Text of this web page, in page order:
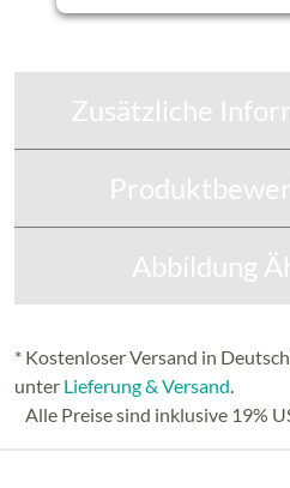
Zusätzliche
Abbildung
* Kostenloser Versand in
unter Lieferung & Versand.
Alle Preise sind inklusive 19%